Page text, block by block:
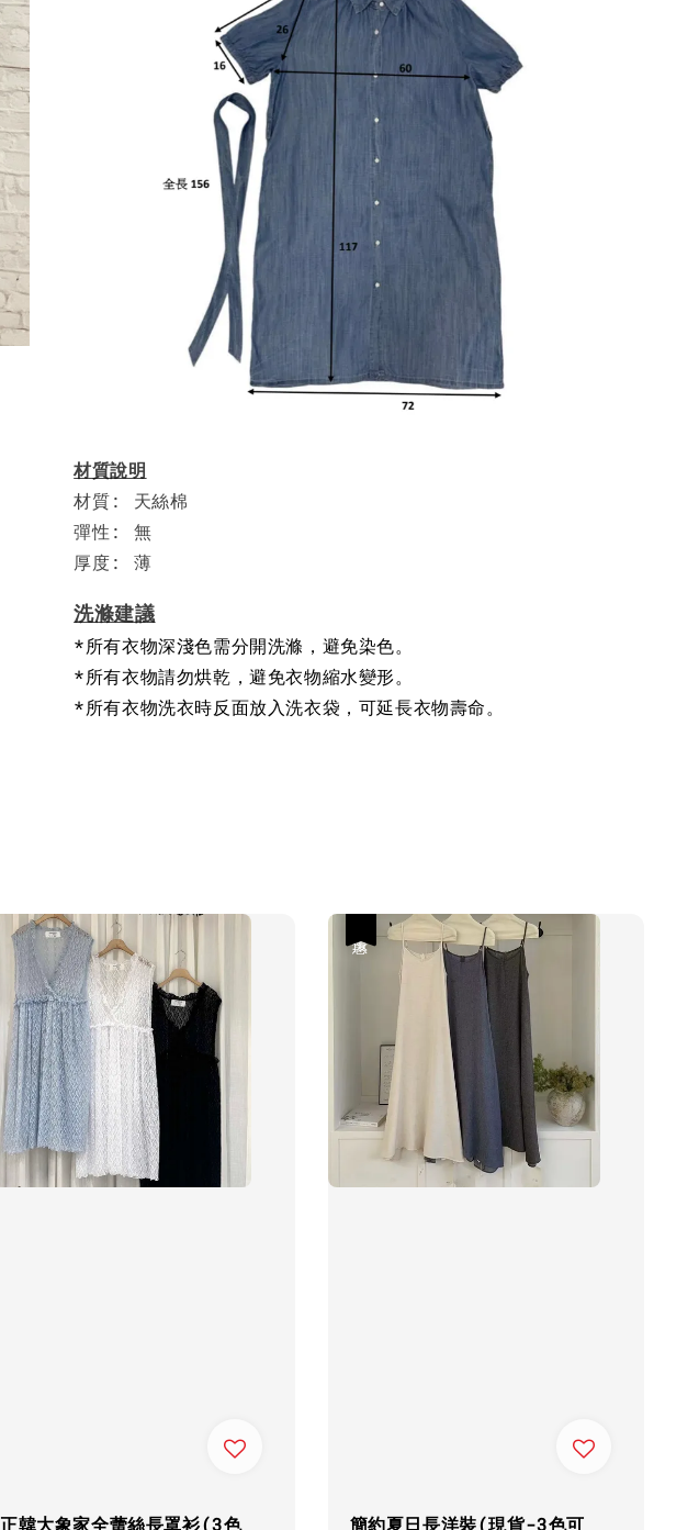
材質說明
材質: 天絲棉
彈性: 無
厚度: 薄
洗滌建議
*所有衣物深淺色需分開洗滌，避免染色。
*所有衣物請勿烘乾，避免衣物縮水變形。
*所有衣物洗衣時反面放入洗衣袋，可延長衣物壽命。
正韓大象家全蕾絲長罩衫(3色 簡約夏日長洋裝(現貨-3色可